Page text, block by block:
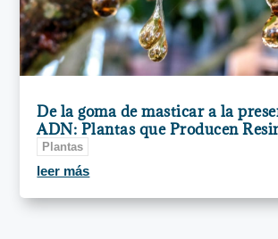
De la goma de masticar a la
ADN: Plantas que Producen
Plantas
leer más